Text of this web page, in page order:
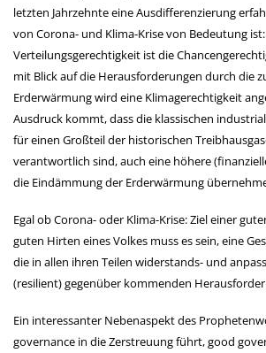
letzten Jahrzehnte eine Ausdifferenzierung
von Corona- und Klima-Krise von Bedeutung
Verteilungsgerechtigkeit ist die
mit Blick auf die Herausforderungen durch die
Erderwärmung wird eine Klimagerechtigkeit
Ausdruck kommt, dass die klassischen
für einen Großteil der historischen
verantwortlich sind, auch eine höhere
die Eindämmung der Erderwärmung
Egal ob Corona- oder Klima-Krise: Ziel einer
guten Hirten eines Volkes muss es sein, eine
die in allen ihren Teilen widerstands- und
(resilient) gegenüber kommenden
Ein interessanter Nebenaspekt des
governance in die Zerstreuung führt, good